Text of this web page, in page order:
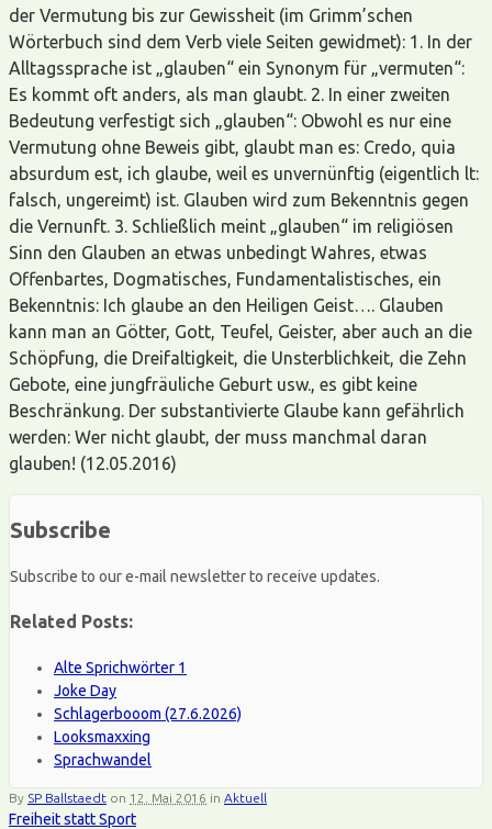
der Vermutung bis zur Gewissheit (im Grimm’schen
Wörterbuch sind dem Verb viele Seiten gewidmet): 1. In der
Alltagssprache ist „glauben“ ein Synonym für „vermuten“:
Es kommt oft anders, als man glaubt. 2. In einer zweiten
Bedeutung verfestigt sich „glauben“: Obwohl es nur eine
Vermutung ohne Beweis gibt, glaubt man es: Credo, quia
absurdum est, ich glaube, weil es unvernünftig (eigentlich lt:
falsch, ungereimt) ist. Glauben wird zum Bekenntnis gegen
die Vernunft. 3. Schließlich meint „glauben“ im religiösen
Sinn den Glauben an etwas unbedingt Wahres, etwas
Offenbartes, Dogmatisches, Fundamentalistisches, ein
Bekenntnis: Ich glaube an den Heiligen Geist…. Glauben
kann man an Götter, Gott, Teufel, Geister, aber auch an die
Schöpfung, die Dreifaltigkeit, die Unsterblichkeit, die Zehn
Gebote, eine jungfräuliche Geburt usw., es gibt keine
Beschränkung. Der substantivierte Glaube kann gefährlich
werden: Wer nicht glaubt, der muss manchmal daran
glauben! (12.05.2016)
Subscribe
Subscribe to our e-mail newsletter to receive updates.
Related Posts:
Alte Sprichwörter 1
Joke Day
Schlagerbooom (27.6.2026)
Looksmaxxing
Sprachwandel
By SP Ballstaedt on 12. Mai 2016 in Aktuell
Freiheit statt Sport